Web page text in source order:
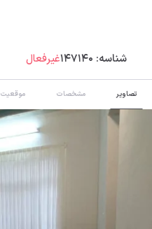
شناسه: 147140غیرفعال
تصاویر مشخصات موقعیت